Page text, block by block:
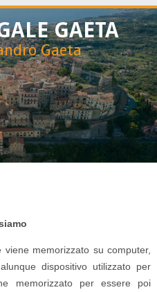
GAETA
Gaeta
memorizzato su computer,
dispositivo utilizzato per
memorizzato per essere poi